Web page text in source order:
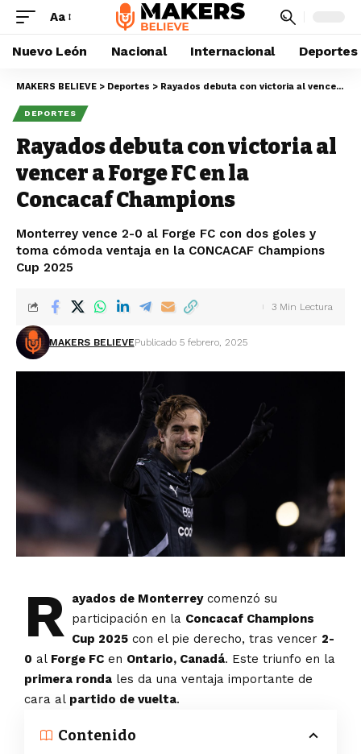
Aa
Nuevo León Nacional Internacional Deportes
MAKERS BELIEVE > Deportes > Rayados debuta con victoria al vencer a Forge FC en la Concacaf Champions
DEPORTES
Rayados debuta con victoria al
vencer a Forge FC en la
Concacaf Champions
Monterrey vence 2-0 al Forge FC con dos goles y
toma cómoda ventaja en la CONCACAF Champions
Cup 2025
MAKERS BELIEVEPublicado 5 febrero, 2025
3 Min Lectura
R ayados de Monterreycomenzó su
participación en la Concacaf Champions
Cup 2025con el pie derecho, tras vencer 2-
0 al Forge FC en Ontario, Canadá. Este triunfo en la
primera ronda les da una ventaja importante de
cara al partido de vuelta.
Contenido